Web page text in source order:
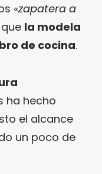
«zapatera a
la modela
de cocina.
ha hecho
el alcance
un poco de